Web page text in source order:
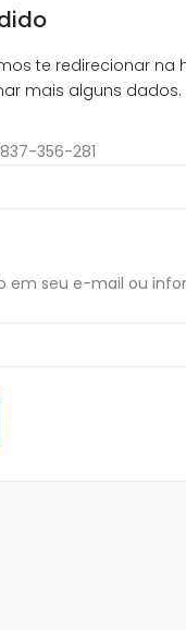
te redirecionar na
mais alguns dados.
356-281
em seu e-mail ou